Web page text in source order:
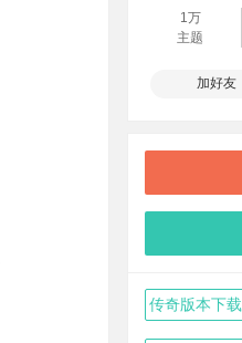
1万
主题
加好友
传奇版本下载